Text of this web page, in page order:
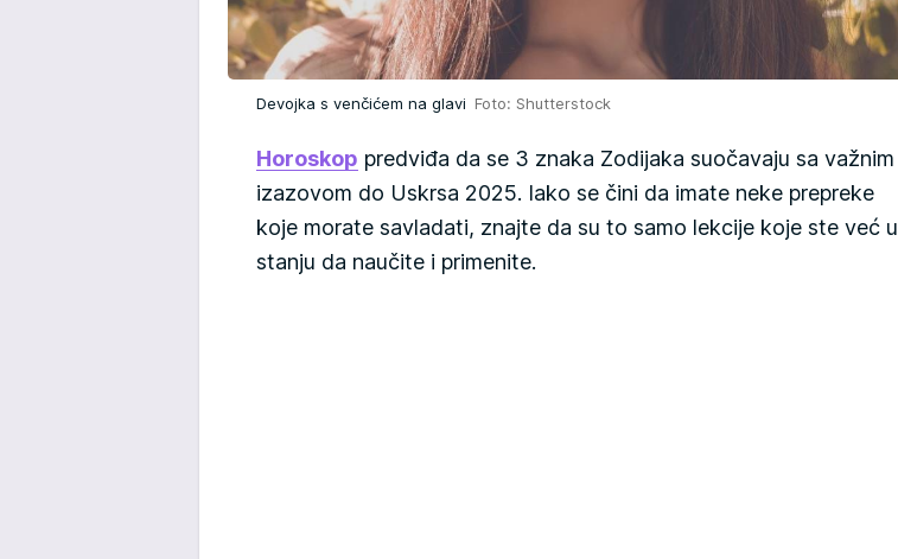
Devojka s venčićem na glavi Foto: Shutterstock
Horoskop predviđa da se 3 znaka Zodijaka suočavaju sa važnim
izazovom do Uskrsa 2025. Iako se čini da imate neke prepreke
koje morate savladati, znajte da su to samo lekcije koje ste već u
stanju da naučite i primenite.